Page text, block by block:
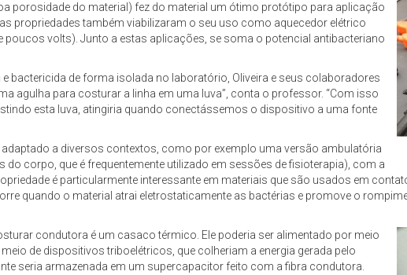
porosidade do material) fez do material um ótimo protótipo para aplicação
propriedades também viabilizaram o seu uso como aquecedor elétrico
volts). Junto a estas aplicações, se soma o potencial antibacteriano
bactericida de forma isolada no laboratório, Oliveira e seus colaboradores
agulha para costurar a linha em uma luva”, conta o professor. “Com isso
esta luva, atingiria quando conectássemos o dispositivo a uma fonte
a diversos contextos, como por exemplo uma versão ambulatória
corpo, que é frequentemente utilizado em sessões de fisioterapia), com a
é particularmente interessante em materiais que são usados em
quando o material atrai eletrostaticamente as bactérias e promove o
condutora é um casaco térmico. Ele poderia ser alimentado por meio
de dispositivos triboelétricos, que colheriam a energia gerada pelo
seria armazenada em um supercapacitor feito com a fibra condutora.